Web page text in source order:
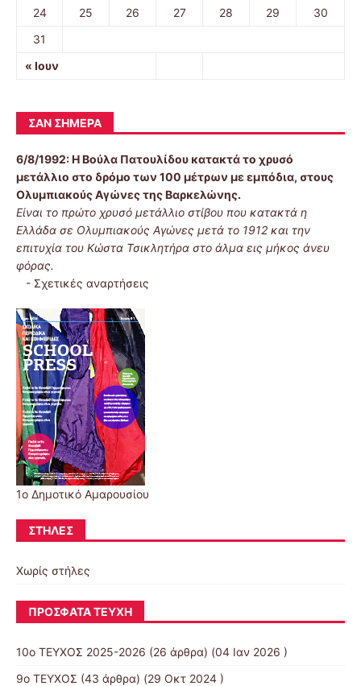
« Ιουν
24 25 26 27 28 29
30
31
ΣΑΝ ΣΉΜΕΡΑ
6/8/1992:Η Βούλα Πατουλίδου κατακτά το χρυσό
μετάλλιο στο δρόμο των 100 μέτρων με εμπόδια, στους
Ολυμπιακούς Αγώνες της Βαρκελώνης.
Είναι το πρώτο χρυσό μετάλλιο στίβου που κατακτά η
Ελλάδα σε Ολυμπιακούς Αγώνες μετά το 1912 και την
επιτυχία του Κώστα Τσικλητήρα στο άλμα εις μήκος άνευ
φόρας.
- Σχετικές αναρτήσεις
1ο Δημοτικό Αμαρουσίου
ΣΤΉΛΕΣ
Χωρίς στήλες
ΠΡΌΣΦΑΤΑ ΤΕΎΧΗ
10o ΤΕΥΧΟΣ 2025-2026 (26 άρθρα) (04 Ιαν 2026 )
9ο ΤΕΥΧΟΣ (43 άρθρα) (29 Οκτ 2024 )